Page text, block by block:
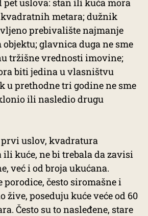
pet uslova: stan ili kuća mora
metara; dužnik
prebivalište najmanje
glavnica duga ne sme
tržišne vrednosti imovine;
biti jedina u vlasništvu
u prethodne tri godine ne sme
ili nasledio drugu
prvi uslov, kvadratura
ili kuće, ne bi trebala da zavisi
već i od broja ukućana.
porodice, često siromašne i
žive, poseduju kuće veće od 60
Često su to nasleđene, stare